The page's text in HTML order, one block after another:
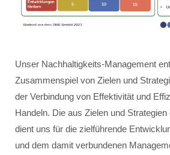
Unser Nachhaltigkeits-Management
Zusammenspiel von Zielen und
der Verbindung von Effektivität und
Handeln. Die aus Zielen und
dient uns für die zielführende
und dem damit verbundenen